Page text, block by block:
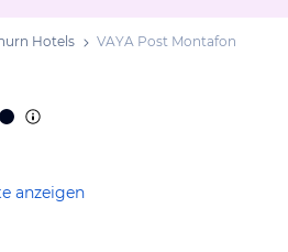
Hotels VAYA Post Montafon
anzeigen